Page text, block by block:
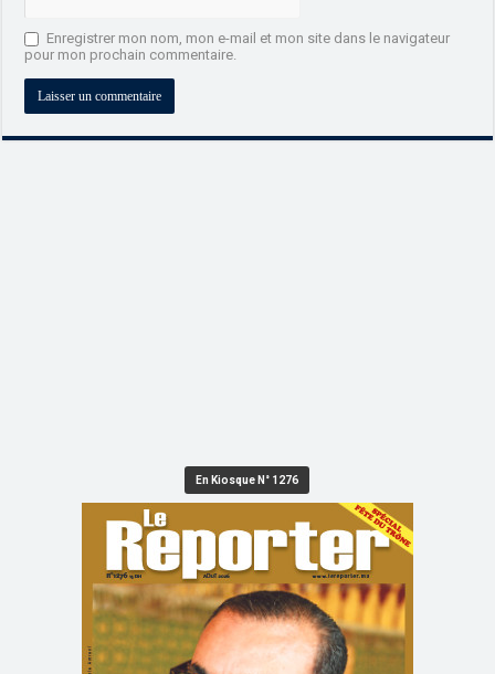
Enregistrer mon nom, mon e-mail et mon site dans le navigateur
pour mon prochain commentaire.
En Kiosque N° 1276